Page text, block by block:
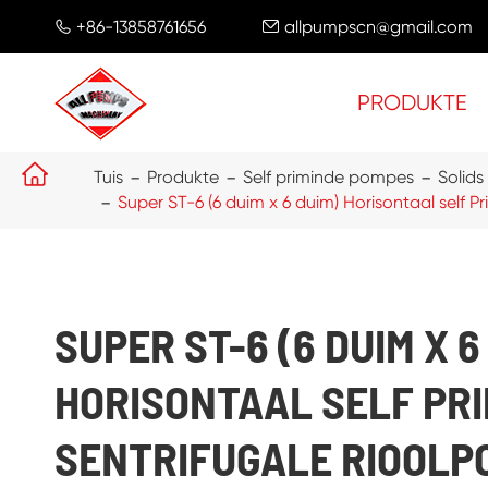
 +86-13858761656  allpumpscn@gmail.com
PRODUKTE
 Tuis Produkte Self priminde pompes
Super ST-6 (6 duim x 6 duim) Horisontaal self
SUPER ST-6 (6 DUIM X
HORISONTAAL SELF
SENTRIFUGALE